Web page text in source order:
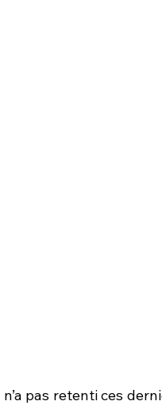
n’a pas retenti ces